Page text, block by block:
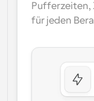
Pufferzeiten,
für jeden